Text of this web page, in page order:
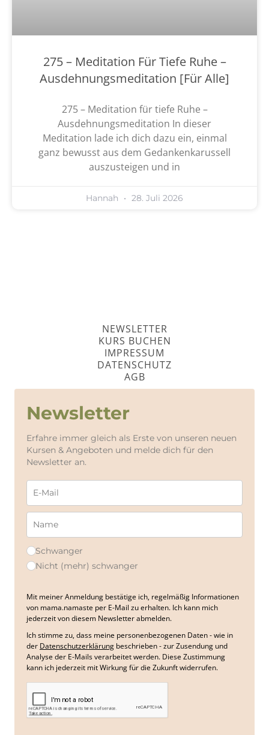
275 – Meditation Für Tiefe Ruhe –
Ausdehnungsmeditation [Für Alle]
275 – Meditation für tiefe Ruhe –
Ausdehnungsmeditation In dieser
Meditation lade ich dich dazu ein, einmal
ganz bewusst aus dem Gedankenkarussell
auszusteigen und in
Hannah 28. Juli 2026
NEWSLETTER
KURS BUCHEN
IMPRESSUM
DATENSCHUTZ
AGB
Newsletter
Erfahre immer gleich als Erste von unseren neuen
Kursen & Angeboten und melde dich für den
Newsletter an.
Schwanger
Nicht (mehr) schwanger
Mit meiner Anmeldung bestätige ich, regelmäßig Informationen
von mama.namaste per E-Mail zu erhalten. Ich kann mich
jederzeit von diesem Newsletter abmelden.
Ich stimme zu, dass meine personenbezogenen Daten - wie in
der Datenschutzerklärung beschrieben - zur Zusendung und
Analyse der E-Mails verarbeitet werden. Diese Zustimmung
kann ich jederzeit mit Wirkung für die Zukunft widerrufen.